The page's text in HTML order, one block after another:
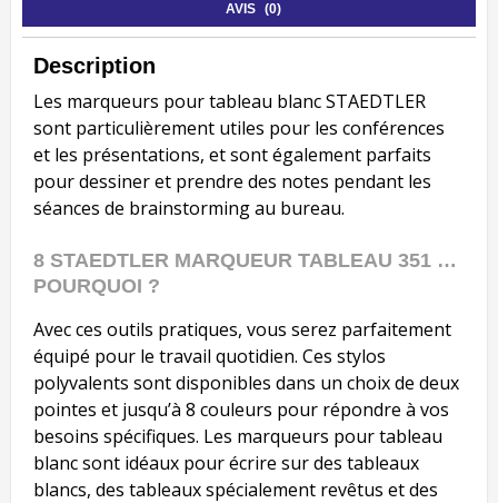
AVIS (0)
Description
Les marqueurs pour tableau blanc STAEDTLER
sont particulièrement utiles pour les conférences
et les présentations, et sont également parfaits
pour dessiner et prendre des notes pendant les
séances de brainstorming au bureau.
8 STAEDTLER MARQUEUR TABLEAU 351 …
POURQUOI ?
Avec ces outils pratiques, vous serez parfaitement
équipé pour le travail quotidien. Ces stylos
polyvalents sont disponibles dans un choix de deux
pointes et jusqu’à 8 couleurs pour répondre à vos
besoins spécifiques. Les marqueurs pour tableau
blanc sont idéaux pour écrire sur des tableaux
blancs, des tableaux spécialement revêtus et des